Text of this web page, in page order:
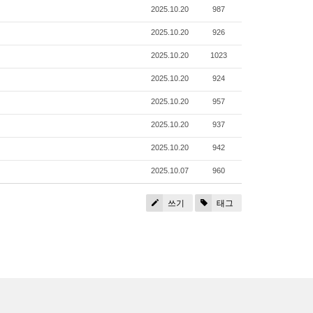
2025.10.20 987
2025.10.20 926
2025.10.20 1023
2025.10.20 924
2025.10.20 957
2025.10.20 937
2025.10.20 942
2025.10.07 960
쓰기 태그